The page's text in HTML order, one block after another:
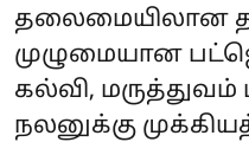
தலைமையிலான
முழுமையான
கல்வி, மருத்துவம்
நலனுக்கு